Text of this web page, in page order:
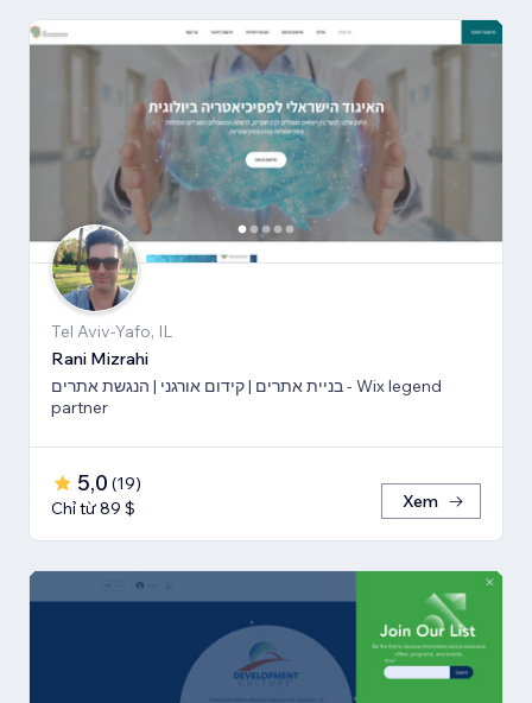
Tel Aviv-Yafo, IL
Rani Mizrahi
בניית אתרים | קידום אורגני | הנגשת אתרים - Wix legend
partner
5,0 (19)
Chỉ từ 89 $
Xem